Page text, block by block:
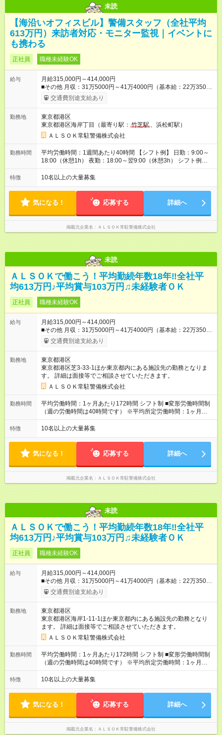
未読
【海沿いオフィスビル】警備スタッフ（全社平均
613万円）来訪者対応・モニター監視｜イベントに
も携わる
正社員 職種未経験OK
給与
月給315,000円～414,000円
■その他 月収：31万5000円～41万4000円（基本給：22万3500
円～29万3500円+時間外45時間含む＋各種手当） ※超過分は別
途1分単位で全額お支払いいたします。 昇給年1回、賞与年2回
当、資格手当、家族手当あり ■階級制度によるベースアップも叶
えられます 毎年に全社員が定期昇給をしています。 さらに、当
社には8段階の昇任試験があり、入社2年目から昇任試験に挑戦
できます。 階級が1つ上がると最低1万円以上月給UP。管理職に
なれば月3万円以上昇給できます。 頑張りがダイレクトに収入に
も直結されます！ 【試用期間】試用期間あり 試用期間の長さ：
交通費別途支給あり
勤務地
東京都港区
東京都港区海岸丁目（最寄り駅： 竹芝駅 、浜松町駅）
ＡＬＳＯＫ常駐警備株式会社
勤務時間
平均労働時間：1週間あたり40時間 【シフト例】 日勤：9:00～
18:00（休憩1h） 夜勤：18:00～翌9:00（休憩3h） シフト例：
日勤5日→公休2日／日勤2日→夜勤2日→明け休み→公休2日 ★
予定外の残業ほぼナシ ★毎月の前月末に、残業時間も含めてシ
叶います 平均労働時間：1週間あたり40時間 【シフト例】 日
勤：9:00～18:00（休憩1h） 夜勤：18:00～翌9:00（休憩3h）
シフト例：日勤5日→公休2日／日勤2日→夜勤2日→明け休み→
公休2日 ★予定外の残業ほぼナシ ★毎月の前月末に、残業時間も
含めてシフトが公開！ 事前にスケジュールを想定し、安定した
働き方が叶います
特徴 10名以上の大量募集
気になる！ 応募する 詳細へ
掲載元企業名 ＡＬＳＯＫ常駐警備株式会社
未読
ＡＬＳＯＫで働こう！平均勤続年数18年‼全社平
均613万円♪平均賞与103万円♫未経験者ＯＫ
正社員 職種未経験OK
給与
月給315,000円～414,000円
■その他 月収：31万5000円～41万4000円（基本給：22万3500
円～29万3500円+時間外45時間含む＋各種手当） 昇給年1回、
賞与年2回（前年実績：103万円） 交通費全額支給、時間外手
アップも叶えられます 毎年に全社員が定期昇給をしています。
さらに、当社には8段階の昇任試験があり、入社2年目から昇任
試験に挑戦できます。 階級が1つ上がると最低1万円以上月給
UP。管理職になれば月3万円以上昇給できます。 頑張りがダイ
レクトに収入にも直結されます！ 【試用期間】試用期間あり 試
用期間の長さ：6ヶ月 雇用形態、給与は本採用時と同じです。
交通費別途支給あり
勤務地
東京都港区
東京都港区芝3-33-1ほか東京都内にある施設先の勤務となりま
す。 詳細は面接等でご相談させていただきます。
ＡＬＳＯＫ常駐警備株式会社
勤務時間
平均労働時間：1ヶ月あたり172時間 シフト制 ■変形労働時間制
（週の労働時間は40時間です） ※平均所定労働時間：1ヶ月あた
り172時間 【例】 日勤／9:00～18:00（休憩1h） 夜勤／18:00～
翌9:00（休憩3h） ★予定外の残業ほぼナシ 毎月の前月末に、残
定した働き方が叶います 平均労働時間：1ヶ月あたり172時間 シ
フト制 ■変形労働時間制（週の労働時間は40時間です） ※平均
所定労働時間：1ヶ月あたり172時間 【例】 日勤／9:00～
18:00（休憩1h） 夜勤／18:00～翌9:00（休憩3h） ★予定外の残
業ほぼナシ 毎月の前月末に、残業時間も含めてシフトが公開 事
前にスケジュールを想定し、安定した働き方が叶います
特徴 10名以上の大量募集
気になる！ 応募する 詳細へ
掲載元企業名 ＡＬＳＯＫ常駐警備株式会社
未読
ＡＬＳＯＫで働こう！平均勤続年数18年‼全社平
均613万円♪平均賞与103万円♫未経験者ＯＫ
正社員 職種未経験OK
給与
月給315,000円～414,000円
■その他 月収：31万5000円～41万4000円（基本給：22万3500
円～29万3500円+時間外45時間含む＋各種手当） 昇給年1回、
賞与年2回（前年実績：103万円） 交通費全額支給、時間外手
アップも叶えられます 毎年に全社員が定期昇給をしています。
さらに、当社には8段階の昇任試験があり、入社2年目から昇任
試験に挑戦できます。 階級が1つ上がると最低1万円以上月給
UP。管理職になれば月3万円以上昇給できます。 頑張りがダイ
レクトに収入にも直結されます！ 【試用期間】試用期間あり 試
用期間の長さ：6ヶ月 雇用形態、給与は本採用時と同じです。
交通費別途支給あり
勤務地
東京都港区
東京都港区海岸1-11-1ほか東京都内にある施設先の勤務となり
ます。 詳細は面接等でご相談させていただきます。
ＡＬＳＯＫ常駐警備株式会社
勤務時間
平均労働時間：1ヶ月あたり172時間 シフト制 ■変形労働時間制
（週の労働時間は40時間です） ※平均所定労働時間：1ヶ月あた
り172時間 【例】 日勤／9:00～18:00（休憩1h） 夜勤／18:00～
翌9:00（休憩3h） ★予定外の残業ほぼナシ 毎月の前月末に、残
定した働き方が叶います 平均労働時間：1ヶ月あたり172時間 シ
フト制 ■変形労働時間制（週の労働時間は40時間です） ※平均
所定労働時間：1ヶ月あたり172時間 【例】 日勤／9:00～
18:00（休憩1h） 夜勤／18:00～翌9:00（休憩3h） ★予定外の残
業ほぼナシ 毎月の前月末に、残業時間も含めてシフトが公開 事
特徴 10名以上の大量募集
気になる！ 応募する 詳細へ
掲載元企業名 ＡＬＳＯＫ常駐警備株式会社